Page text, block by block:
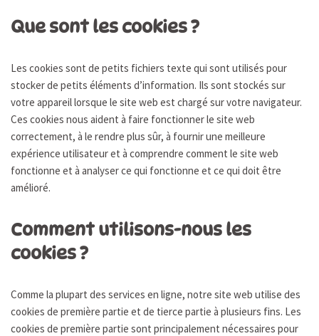
Que sont les cookies ?
Les cookies sont de petits fichiers texte qui sont utilisés pour
stocker de petits éléments d’information. Ils sont stockés sur
votre appareil lorsque le site web est chargé sur votre navigateur.
Ces cookies nous aident à faire fonctionner le site web
correctement, à le rendre plus sûr, à fournir une meilleure
expérience utilisateur et à comprendre comment le site web
fonctionne et à analyser ce qui fonctionne et ce qui doit être
amélioré.
Comment utilisons-nous les
cookies ?
Comme la plupart des services en ligne, notre site web utilise des
cookies de première partie et de tierce partie à plusieurs fins. Les
cookies de première partie sont principalement nécessaires pour